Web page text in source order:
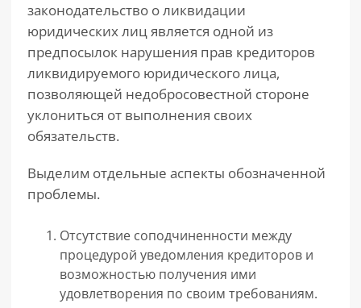
законодательство о ликвидации
юридических лиц является одной из
предпосылок нарушения прав кредиторов
ликвидируемого юридического лица,
позволяющей недобросовестной стороне
уклониться от выполнения своих
обязательств.
Выделим отдельные аспекты обозначенной
проблемы.
Отсутствие соподчиненности между
процедурой уведомления кредиторов и
возможностью получения ими
удовлетворения по своим требованиям.